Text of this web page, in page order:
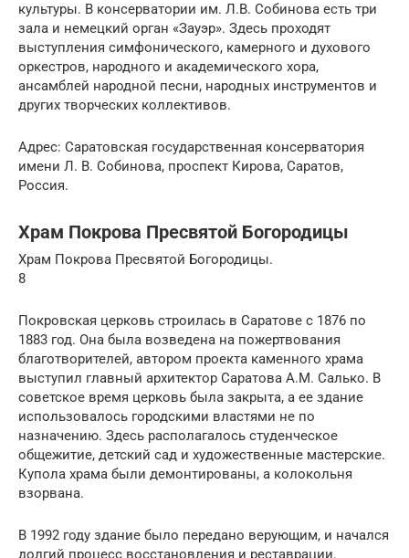
культуры. В консерватории им. Л.В. Собинова есть три
зала и немецкий орган «Зауэр». Здесь проходят
выступления симфонического, камерного и духового
оркестров, народного и академического хора,
ансамблей народной песни, народных инструментов и
других творческих коллективов.
Адрес: Саратовская государственная консерватория
имени Л. В. Собинова, проспект Кирова, Саратов,
Россия.
Храм Покрова Пресвятой Богородицы
Храм Покрова Пресвятой Богородицы.
8
Покровская церковь строилась в Саратове с 1876 по
1883 год. Она была возведена на пожертвования
благотворителей, автором проекта каменного храма
выступил главный архитектор Саратова А.М. Салько. В
советское время церковь была закрыта, а ее здание
использовалось городскими властями не по
назначению. Здесь располагалось студенческое
общежитие, детский сад и художественные мастерские.
Купола храма были демонтированы, а колокольня
взорвана.
В 1992 году здание было передано верующим, и начался
долгий процесс восстановления и реставрации.